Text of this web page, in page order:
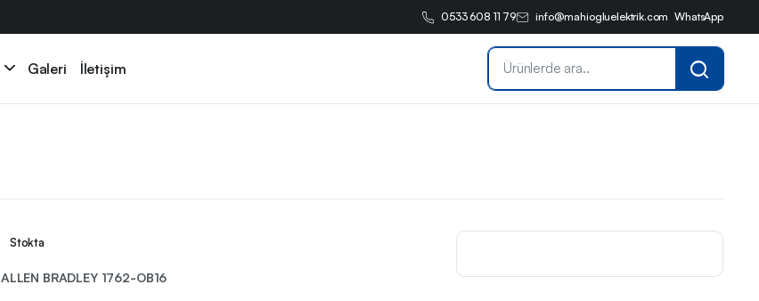
0533 608 11 79 info@mahiogluelektrik.com WhatsApp
Galeri İletişim
Stokta
ALLEN BRADLEY 1762-OB16